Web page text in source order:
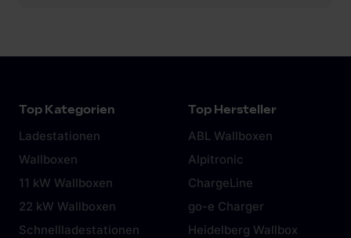
Top Kategorien
Ladestationen
Wallboxen
11 kW Wallboxen
22 kW Wallboxen
Schnellladestationen
Top Hersteller
ABL Wallboxen
Alpitronic
ChargeLine
go-e Charger
Heidelberg Wallbox